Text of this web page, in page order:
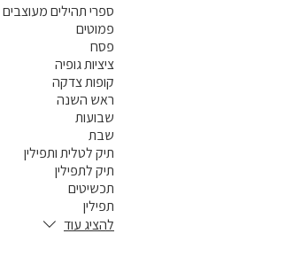
ספרי תהילים מעוצבים
פמוטים
פסח
ציציות גופיה
קופות צדקה
ראש השנה
שבועות
שבת
תיק לטלית ותפילין
תיק לתפילין
תכשיטים
תפילין
להציג עוד